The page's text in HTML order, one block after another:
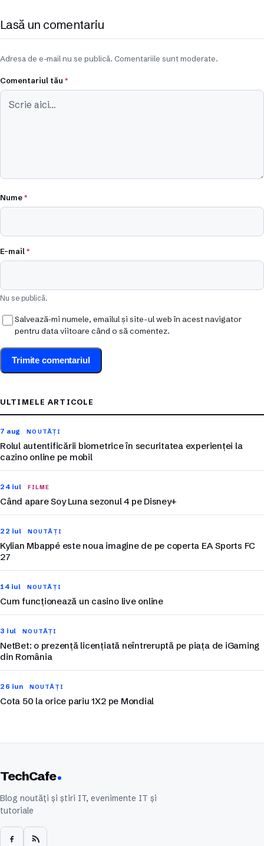
Lasă un comentariu
Adresa de e-mail nu se publică. Comentariile sunt moderate.
Comentariul tău *
Nume*
E-mail*
Nu se publică.
Salvează-mi numele, emailul și site-ul web în acest navigator
pentru data viitoare când o să comentez.
ULTIMELE ARTICOLE
7 aug NOUTĂȚI
Rolul autentificării biometrice în securitatea experienței la
cazino online pe mobil
24 iul FILME
Când apare Soy Luna sezonul 4 pe Disney+
22 iul NOUTĂȚI
Kylian Mbappé este noua imagine de pe coperta EA Sports FC
27
14 iul NOUTĂȚI
Cum funcționează un casino live online
3 iul NOUTĂȚI
NetBet: o prezență licențiată neîntreruptă pe piața de iGaming
din România
26 iun NOUTĂȚI
Cota 50 la orice pariu 1X2 pe Mondial
TechCafe
Blog noutăți și știri IT, evenimente IT și
tutoriale